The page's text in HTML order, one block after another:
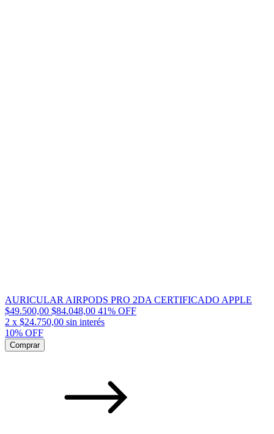
AURICULAR AIRPODS PRO 2DA CERTIFICADO APPLE
$49.500,00 $84.048,00 41% OFF
2 x $24.750,00 sin interés
10% OFF